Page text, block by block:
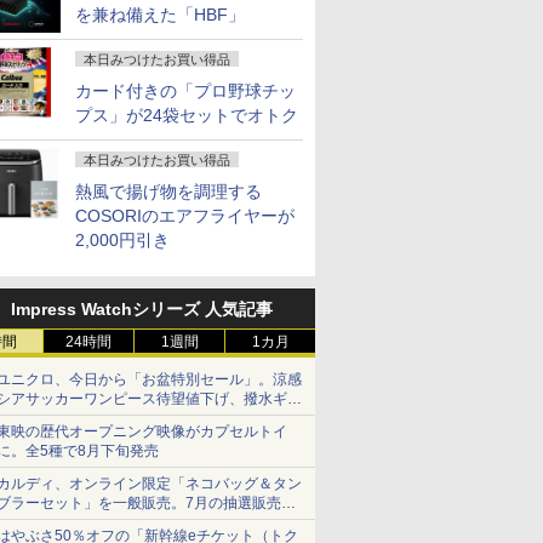
を兼ね備えた「HBF」
本日みつけたお買い得品
カード付きの「プロ野球チッ
プス」が24袋セットでオトク
本日みつけたお買い得品
熱風で揚げ物を調理する
COSORIのエアフライヤーが
2,000円引き
Impress Watchシリーズ 人気記事
24時間 1週間 1カ月
ニクロ、今日から「お盆特別セール」。涼感
アサッカーワンピース待望値下げ、撥水ギア
ョーツは1990円に
映の歴代オープニング映像がカプセルトイ
。全5種で8月下旬発売
ルディ、オンライン限定「ネコバッグ＆タン
ラーセット」を一般販売。7月の抽選販売の
選無効分
やぶさ50％オフの「新幹線eチケット（トク